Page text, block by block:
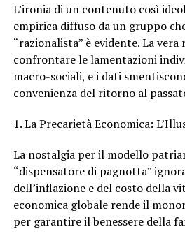
L’ironia di un contenuto così
empirica diffuso da un gruppo
“razionalista” è evidente. La
confrontare le lamentazioni
macro-sociali, e i dati
convenienza del ritorno al
1. La Precarietà Economica:
La nostalgia per il modello
“dispensatore di pagnotta”
dell’inflazione e del costo della
economica globale rende il
per garantire il benessere della